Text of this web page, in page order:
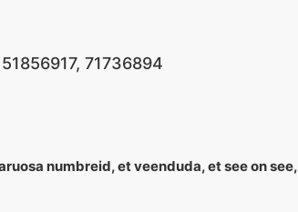
71736894
numbreid, et veenduda, et see on see,